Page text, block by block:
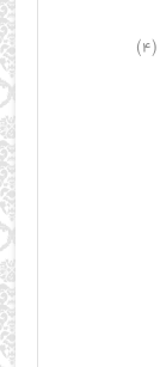
(4)